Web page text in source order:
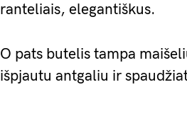
ranteliais, elegantiškus.
O pats butelis tampa
išpjautu antgaliu ir